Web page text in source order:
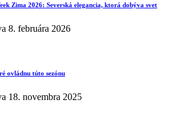
Zima 2026: Severská elegancia, ktorá dobýva svet
8. februára 2026
ovládnu túto sezónu
18. novembra 2025